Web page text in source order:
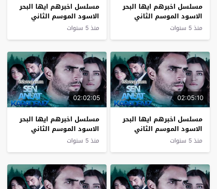
مسلسل اخبرهم ايها البحر
الاسود الموسم الثاني
الحلقة 23
منذ 5 سنوات
مسلسل اخبرهم ايها البحر
الاسود الموسم الثاني
الحلقة 22
منذ 5 سنوات
02:05:10
مسلسل اخبرهم ايها البحر
الاسود الموسم الثاني
الحلقة 21
منذ 5 سنوات
02:02:05
مسلسل اخبرهم ايها البحر
الاسود الموسم الثاني
الحلقة 20
منذ 5 سنوات